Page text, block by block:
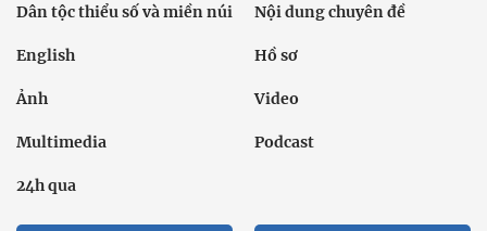
Dân tộc thiểu số và miền núi Nội dung chuyên đề
English Hồ sơ
Ảnh Video
Multimedia Podcast
24h qua